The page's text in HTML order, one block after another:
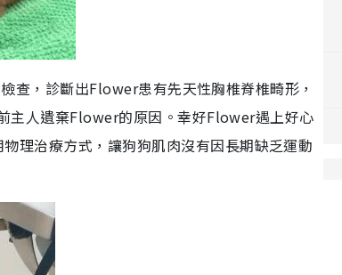
查，診斷出Flower患有先天性胸椎脊椎畸形，
主人遺棄Flower的原因。幸好Flower遇上好心
理治療方式，讓狗狗肌肉沒有因長期缺乏運動